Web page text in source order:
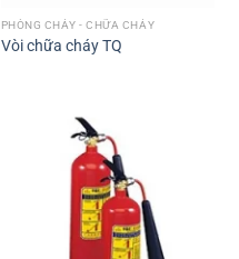
PHÒNG CHÁY - CHỮA CHÁY
Vòi chữa cháy TQ